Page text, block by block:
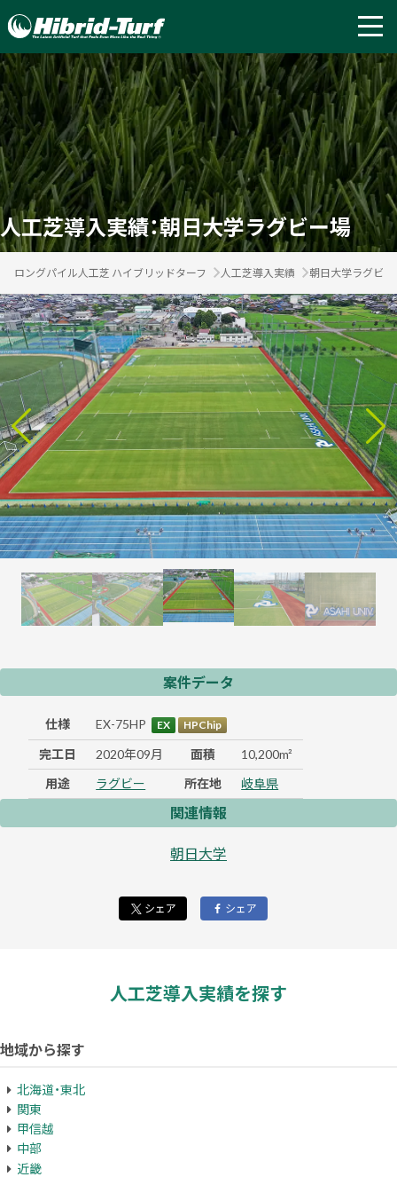
人工芝導入実績：朝日大学ラグビー場
ロングパイル人工芝 ハイブリッドターフ 人工芝導入実績 朝日大学ラグビー
案件データ
仕様 EX-75HP EX HPChip
完工日 2020年09月 面積
10,200m²
用途
ラグビー 所在地 岐阜県
関連情報
朝日大学
シェア シェア
人工芝導入実績を探す
地域から探す
北海道・東北
関東
甲信越
中部
近畿